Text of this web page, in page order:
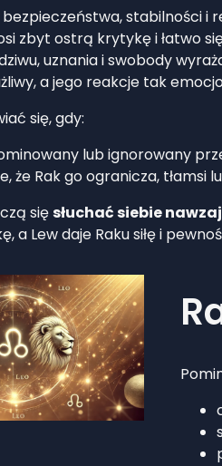
stabilności i
zbyt ostrą krytykę i łatwo
uznania i swobody
a jego reakcje tak
się, gdy:
lub ignorowany
że Rak go ogranicza,
sięsłuchać siebie
a Lew daje Raku siłę i